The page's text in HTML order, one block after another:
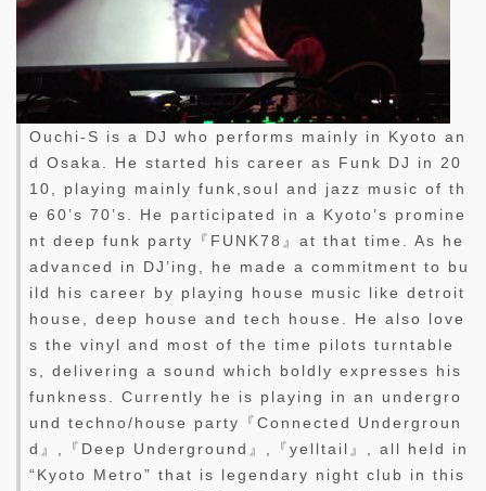
Ouchi-S is a DJ who performs mainly in Kyoto an
d Osaka. He started his career as Funk DJ in 20
10, playing mainly funk,soul and jazz music of th
e 60’s 70’s. He participated in a Kyoto’s promine
nt deep funk party『FUNK78』at that time. As he
advanced in DJ’ing, he made a commitment to bu
ild his career by playing house music like detroit
house, deep house and tech house. He also love
s the vinyl and most of the time pilots turntable
s, delivering a sound which boldly expresses his
funkness. Currently he is playing in an undergro
und techno/house party『Connected Undergroun
d』,『Deep Underground』,『yelltail』, all held in
“Kyoto Metro” that is legendary night club in this